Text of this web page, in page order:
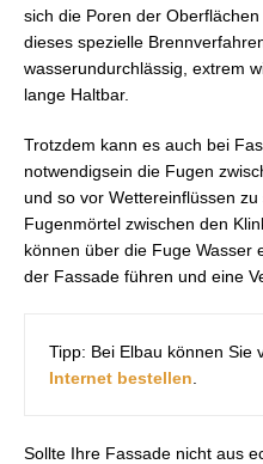
sich die Poren der
dieses spezielle
wasserundurchlässig, extrem
lange Haltbar.
Trotzdem kann es auch bei
notwendigsein die Fugen
und so vor Wettereinflüssen
Fugenmörtel zwischen den
können über die Fuge Wasser
der Fassade führen und eine
Tipp: Bei Elbau können Sie
Internet bestellen
Sollte Ihre Fassade nicht aus